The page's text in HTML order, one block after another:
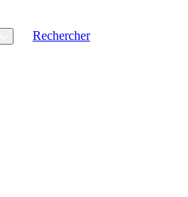
Rechercher